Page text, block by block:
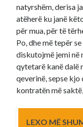
natyrshëm, derisa
atëherë ku janë
për mua, për të
Po, dhe më tepër
diskutojmë jemi në
qytetarë kanë dalë
qeverinë, sepse
kontratën më
LEXO MË